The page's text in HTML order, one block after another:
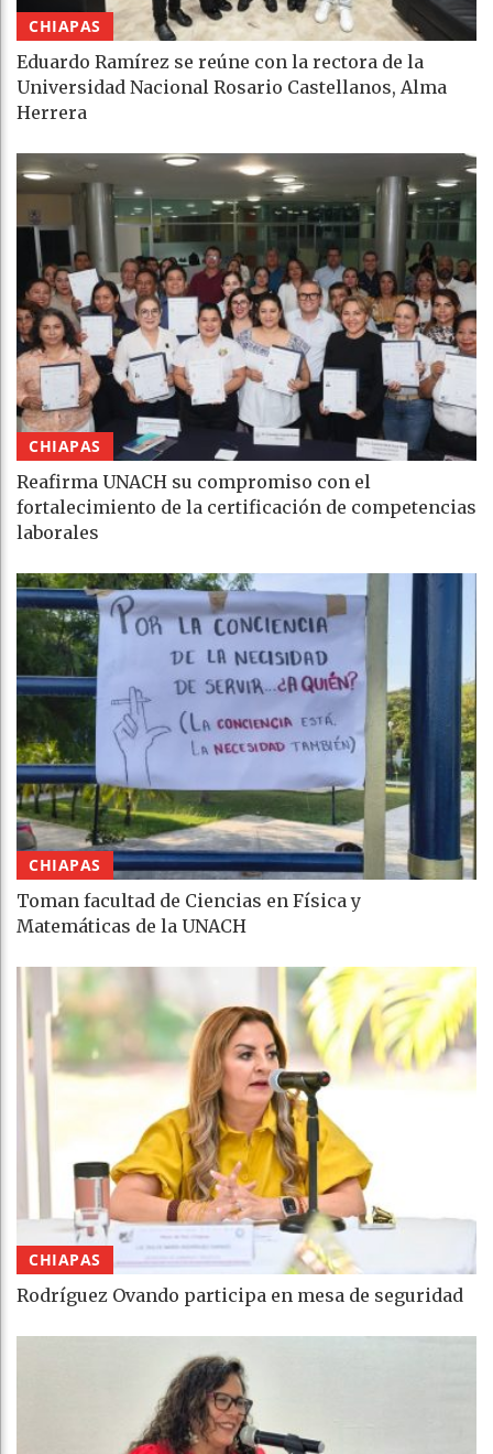
CHIAPAS
Eduardo Ramírez se reúne con la rectora de la
Universidad Nacional Rosario Castellanos, Alma
Herrera
CHIAPAS
Reafirma UNACH su compromiso con el
fortalecimiento de la certificación de competencias
laborales
CHIAPAS
Toman facultad de Ciencias en Física y
Matemáticas de la UNACH
CHIAPAS
Rodríguez Ovando participa en mesa de seguridad